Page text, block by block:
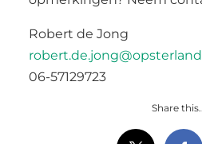
Robert de Jong
06-57129723
Share